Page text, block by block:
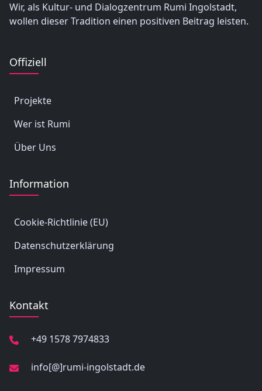
Wir, als Kultur- und Dialogzentrum Rumi Ingolstadt,
wollen dieser Tradition einen positiven Beitrag leisten.
Offiziell
Projekte
Wer ist Rumi
Über Uns
Information
Cookie-Richtlinie (EU)
Datenschutzerklärung
Impressum
Kontakt
+49 1578 7974833
info[@]rumi-ingolstadt.de